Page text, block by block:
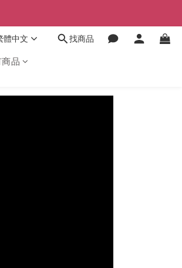
體中文 找商品
品